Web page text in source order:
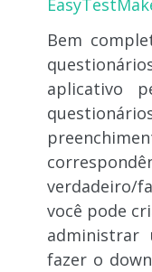
Bem
aplicativo
verdadeiro/
você pode
administrar
fazer o